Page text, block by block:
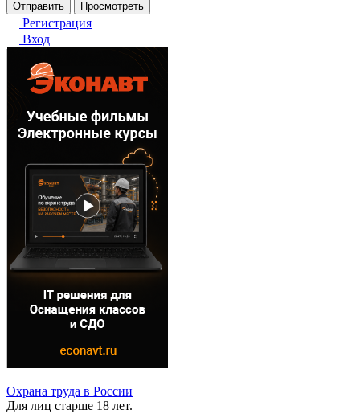
Регистрация
Вход
Охрана труда в России
Для лиц старше 18 лет.